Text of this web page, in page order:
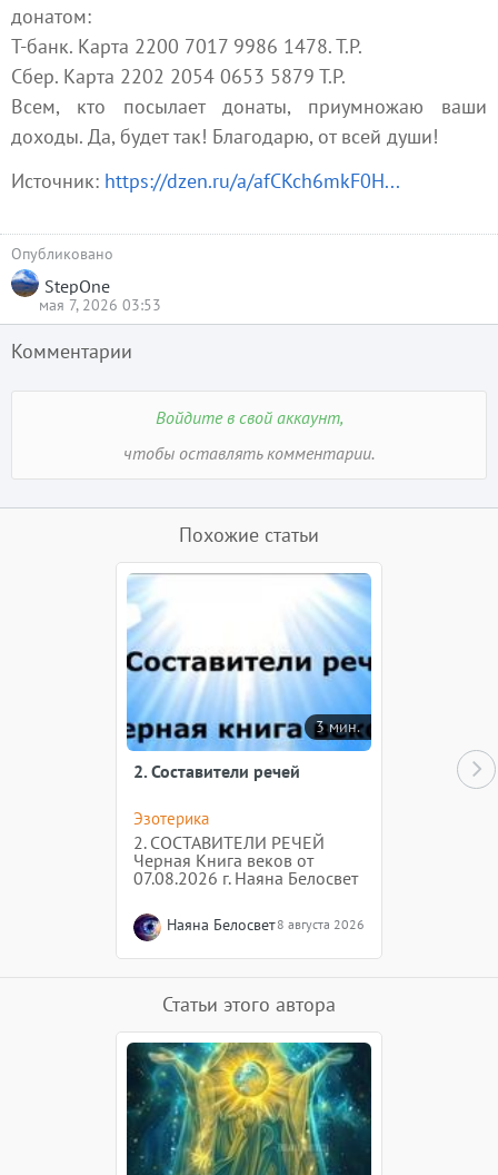
донатом:
Т-банк. Карта 2200 7017 9986 1478. Т.Р.
Сбер. Карта 2202 2054 0653 5879 Т.Р.
Всем, кто посылает донаты, приумножаю ваши
доходы. Да, будет так! Благодарю, от всей души!
Источник: https://dzen.ru/a/afCKch6mkF0H...
Опубликовано
StepOne
мая 7, 2026 03:53
Комментарии
Войдите в свой аккаунт,
чтобы оставлять комментарии.
Похожие статьи
3 мин.
2. Составители речей
Эзотерика
2. СОСТАВИТЕЛИ РЕЧЕЙ
Черная Книга веков от
07.08.2026 г. Наяна Белосвет
четверо, кто могут писать
речи так, что будет каждый
растут часто вместе, обретая
дружеские узы в течение
жизни. Живут
Наяна Белосвет8 августа 2026
Статьи этого автора